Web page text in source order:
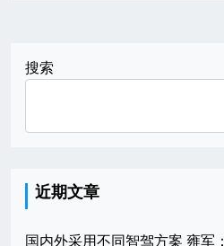
搜索
近期文章
国内外采用不同智驾方案 雍军